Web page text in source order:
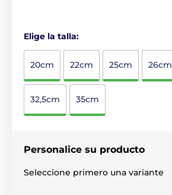
Elige la talla:
20cm 22cm 25cm 26cm
32,5cm 35cm
Personalice su producto
Seleccione primero una variante